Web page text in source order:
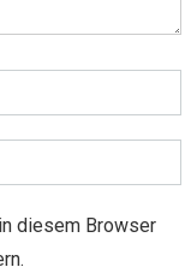
diesem Browser